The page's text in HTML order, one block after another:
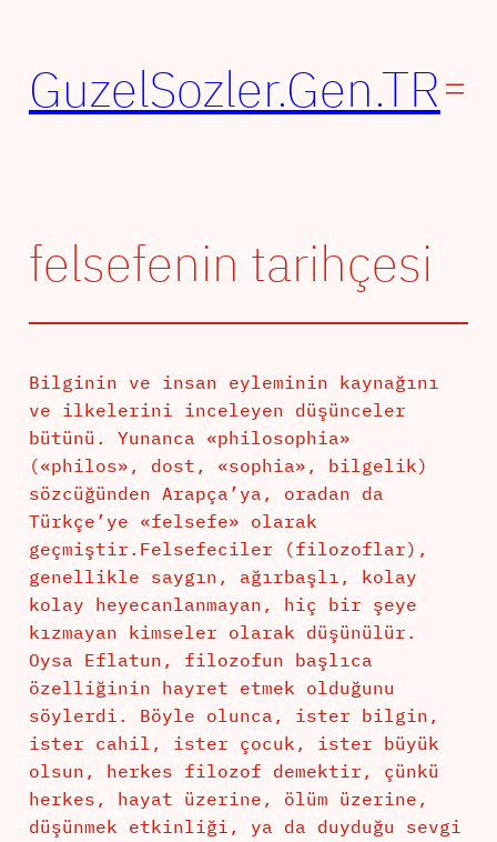
GuzelSozler.Gen.TR
felsefenin tarihçesi
Bilginin ve insan eyleminin kaynağını
ve ilkelerini inceleyen düşünceler
bütünü. Yunanca «philosophia»
(«philos», dost, «sophia», bilgelik)
sözcüğünden Arapça’ya, oradan da
Türkçe’ye «felsefe» olarak
geçmiştir.Felsefeciler (filozoflar),
genellikle saygın, ağırbaşlı, kolay
kolay heyecanlanmayan, hiç bir şeye
kızmayan kimseler olarak düşünülür.
Oysa Eflatun, filozofun başlıca
özelliğinin hayret etmek olduğunu
söylerdi. Böyle olunca, ister bilgin,
ister cahil, ister çocuk, ister büyük
olsun, herkes filozof demektir, çünkü
herkes, hayat üzerine, ölüm üzerine,
düşünmek etkinliği, ya da duyduğu sevgi